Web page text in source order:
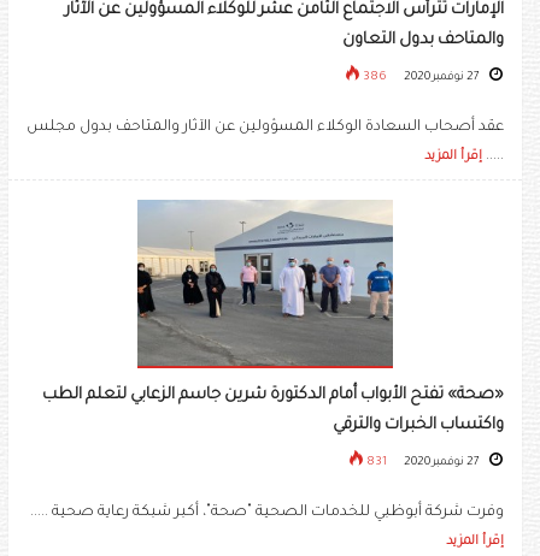
الإمارات تترأس الاجتماع الثامن عشر للوكلاء المسؤولين عن الآثار
والمتاحف بدول التعاون
386
عقد أصحاب السعادة الوكلاء المسؤولين عن الآثار والمتاحف بدول مجلس
..... إقرأ المزيد
«صحة» تفتح الأبواب أمام الدكتورة شرين جاسم الزعابي لتعلم الطب
واكتساب الخبرات والترقي
831
وفرت شركة أبوظبي للخدمات الصحية "صحة"، أكبر شبكة رعاية صحية .....
إقرأ المزيد